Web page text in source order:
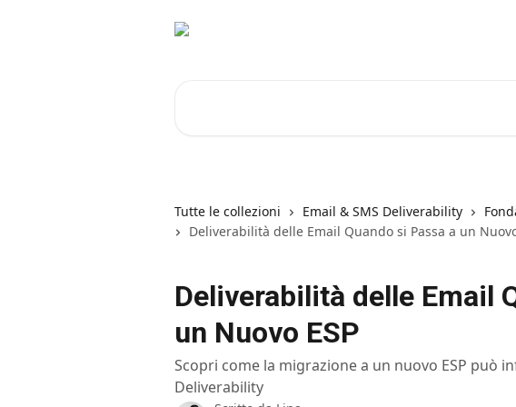
Tutte le collezioni Email & SMS Deliverability
Deliverabilità delle Email Quando si Passa a un
Deliverabilità delle Email
un Nuovo ESP
Scopri come la migrazione a un nuovo ESP può
Deliverability